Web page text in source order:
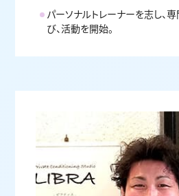
パーソナルトレーナーを志し、
び、活動を開始。